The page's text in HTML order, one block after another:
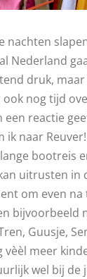
nachten
Nederland
druk,
nog tijd
een reactie
ik naar
bootreis
uitrusten in
om even na
bijvoorbeeld
Guusje,
vèèl meer
wel bij de